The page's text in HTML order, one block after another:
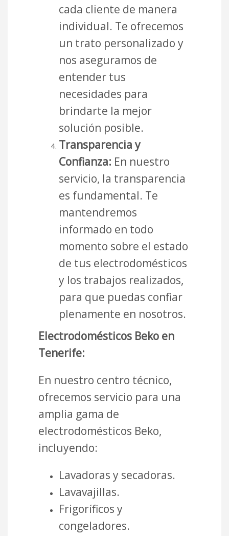
cada cliente de manera
individual. Te ofrecemos
un trato personalizado y
nos aseguramos de
entender tus
necesidades para
brindarte la mejor
solución posible.
Transparencia y
Confianza: En nuestro
servicio, la transparencia
es fundamental. Te
mantendremos
informado en todo
momento sobre el estado
de tus electrodomésticos
y los trabajos realizados,
para que puedas confiar
plenamente en nosotros.
Electrodomésticos Beko en
Tenerife:
En nuestro centro técnico,
ofrecemos servicio para una
amplia gama de
electrodomésticos Beko,
incluyendo:
Lavadoras y secadoras.
Lavavajillas.
Frigoríficos y
congeladores.